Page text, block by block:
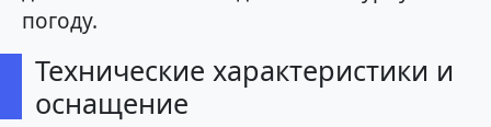
погоду.
Технические характеристики и
оснащение